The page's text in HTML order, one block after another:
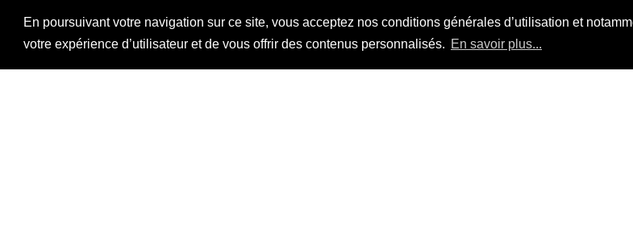
En poursuivant votre navigation sur ce site, vous acceptez nos conditions générales d’utilisation et
votre expérience d’utilisateur et de vous offrir des contenus personnalisés. En savoir plus...